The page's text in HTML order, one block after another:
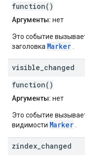
function()
Аргументы: нет
Это событие
заголовка Marker
visible changed
function()
Аргументы: нет
Это событие
видимости Marker
zindex changed